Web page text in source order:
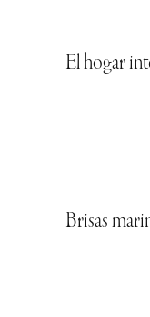
El hogar
Brisas